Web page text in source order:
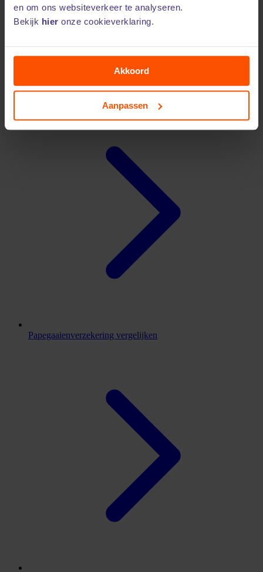
en om ons websiteverkeer te analyseren.
Bekijk hier onze cookieverklaring.
Akkoord
Aanpassen
Dierenverzekering vergelijken
Papegaaienverzekering vergelijken